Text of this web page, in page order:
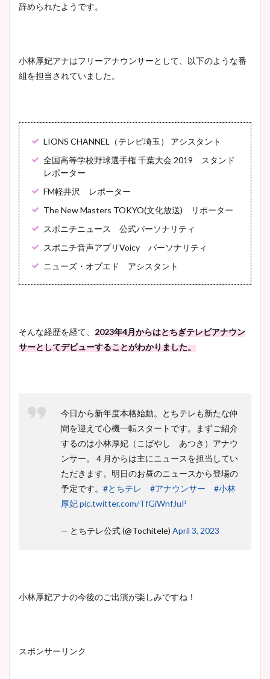
辞められたようです。
小林厚妃アナはフリーアナウンサーとして、以下のような番
組を担当されていました。
LIONS CHANNEL（テレビ埼玉） アシスタント
全国高等学校野球選手権 千葉大会 2019 スタンド
レポーター
FM軽井沢 レポーター
The New Masters TOKYO(文化放送) リポーター
スポニチニュース 公式パーソナリティ
スポニチ音声アプリVoicy パーソナリティ
ニューズ・オプエド アシスタント
そんな経歴を経て、 2023年4月からはとちぎテレビアナウン
サーとしてデビューすることがわかりました。
今日から新年度本格始動。とちテレも新たな仲
間を迎えて心機一転スタートです。まずご紹介
するのは小林厚妃（こばやし あつき）アナウ
ンサー。４月からは主にニュースを担当してい
ただきます。明日のお昼のニュースから登場の
予定です。 #とちテレ #アナウンサー
#小林
厚妃pic.twitter.com/TfGiWnfJuP
— とちテレ公式 (@Tochitele) April 3, 2023
小林厚妃アナの今後のご出演が楽しみですね！
スポンサーリンク